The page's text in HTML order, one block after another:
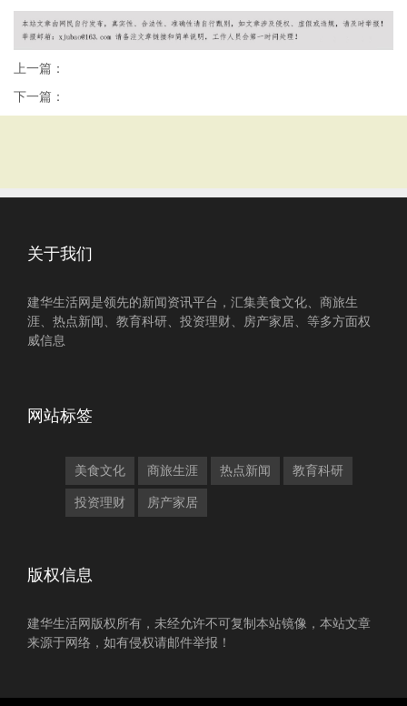
上一篇：
下一篇：
关于我们
建华生活网是领先的新闻资讯平台，汇集美食文化、商旅生
涯、热点新闻、教育科研、投资理财、房产家居、等多方面权
威信息
网站标签
美食文化 商旅生涯 热点新闻 教育科研
投资理财 房产家居
版权信息
建华生活网版权所有，未经允许不可复制本站镜像，本站文章
来源于网络，如有侵权请邮件举报！